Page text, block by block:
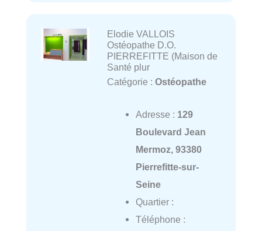
Elodie VALLOIS
Ostéopathe D.O.
PIERREFITTE (Maison de
Santé plur
Catégorie : Ostéopathe
Adresse : 129
Boulevard Jean
Mermoz, 93380
Pierrefitte-sur-
Seine
Quartier :
Téléphone :